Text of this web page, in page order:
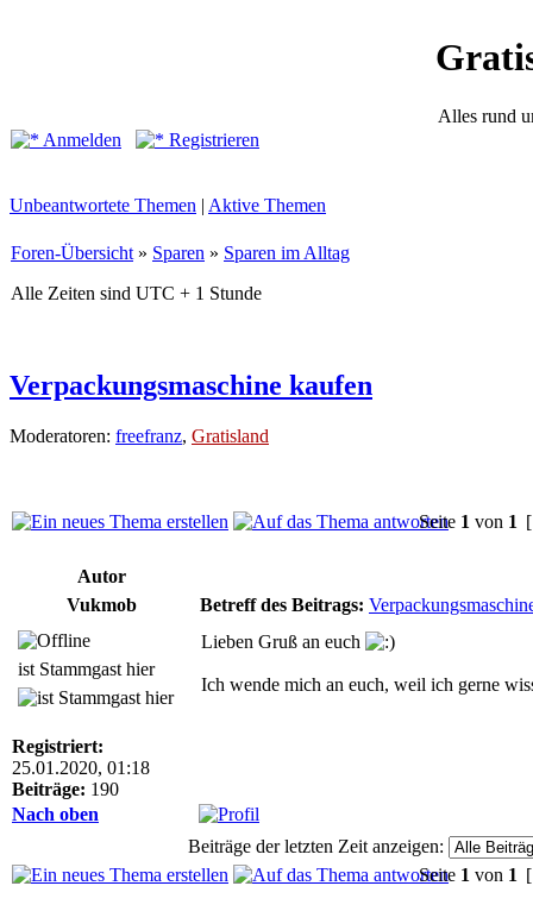
Alles rund
Anmelden
Registrieren
Unbeantwortete Themen | Aktive Themen
Foren-Übersicht » Sparen » Sparen im Alltag
Alle Zeiten sind UTC + 1 Stunde
Verpackungsmaschine kaufen
Moderatoren: freefranz, Gratisland
Seite 1 von 1
Autor
Vukmob
Betreff des Beitrags:
ist Stammgast hier
Registriert:
25.01.2020, 01:18
Beiträge: 190
Lieben Gruß an euch
Ich wende mich an euch, weil ich gerne
Nach oben
Beiträge der letzten Zeit anzeigen:
Seite 1 von 1